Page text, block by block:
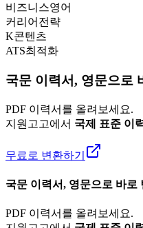
비즈니스영어
커리어전략
K콘텐츠
ATS최적화
국문 이력서, 영문으로
PDF 이력서를 올려보세요.
지원고고에서 국제 표준 이
무료로 변환하기
국문 이력서, 영문으로 바로
PDF 이력서를 올려보세요.